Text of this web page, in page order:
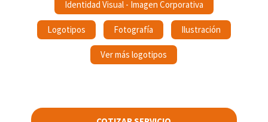
Identidad Visual - Imagen Corporativa
Logotipos Fotografía Ilustración
Ver más logotipos